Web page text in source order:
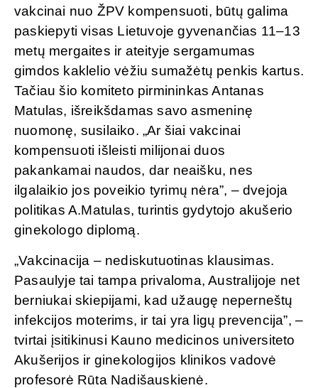
vakcinai nuo ŽPV kompensuoti, būtų galima
paskiepyti visas Lietuvoje gyvenančias 11–13
metų mergaites ir ateityje sergamumas
gimdos kaklelio vėžiu sumažėtų penkis kartus.
Tačiau šio komiteto pirmininkas Antanas
Matulas, išreikšdamas savo asmeninę
nuomonę, susilaiko. „Ar šiai vakcinai
kompensuoti išleisti milijonai duos
pakankamai naudos, dar neaišku, nes
ilgalaikio jos poveikio tyrimų nėra”, – dvejoja
politikas A.Matulas, turintis gydytojo akušerio
ginekologo diplomą.
„Vakcinacija – nediskutuotinas klausimas.
Pasaulyje tai tampa privaloma, Australijoje net
berniukai skiepijami, kad užaugę neperneštų
infekcijos moterims, ir tai yra ligų prevencija”, –
tvirtai įsitikinusi Kauno medicinos universiteto
Akušerijos ir ginekologijos klinikos vadovė
profesorė Rūta Nadišauskienė.